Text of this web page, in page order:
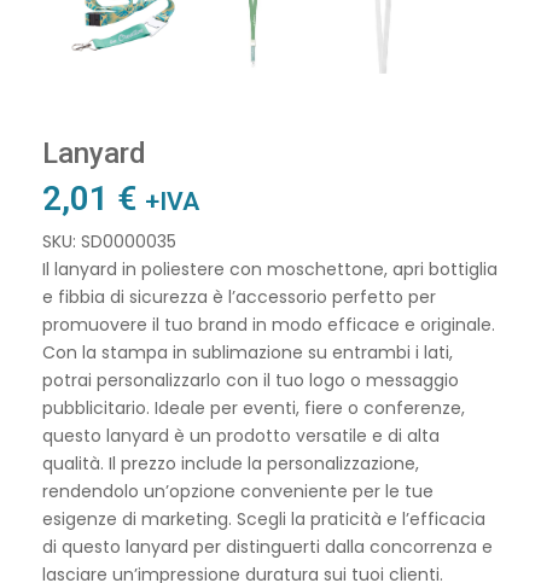
Lanyard
2,01 € +IVA
SKU: SD0000035
Il lanyard in poliestere con moschettone, apri bottiglia
e fibbia di sicurezza è l’accessorio perfetto per
promuovere il tuo brand in modo efficace e originale.
Con la stampa in sublimazione su entrambi i lati,
potrai personalizzarlo con il tuo logo o messaggio
pubblicitario. Ideale per eventi, fiere o conferenze,
questo lanyard è un prodotto versatile e di alta
qualità. Il prezzo include la personalizzazione,
rendendolo un’opzione conveniente per le tue
esigenze di marketing. Scegli la praticità e l’efficacia
di questo lanyard per distinguerti dalla concorrenza e
lasciare un’impressione duratura sui tuoi clienti.